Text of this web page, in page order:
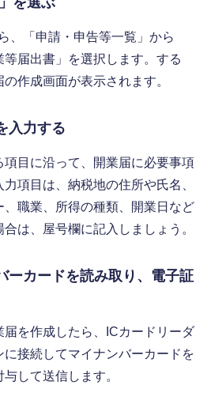
、「申請・申告等一覧」から
等届出書」を選択します。する
作成画面が表示されます。
入力する
項目に沿って、開業届に必要事項
項目は、納税地の住所や氏名、
職業、所得の種類、開業日など
は、屋号欄に記入しましょう。
ーカードを読み取り、電子証
を作成したら、ICカードリーダ
接続してマイナンバーカードを
して送信します。